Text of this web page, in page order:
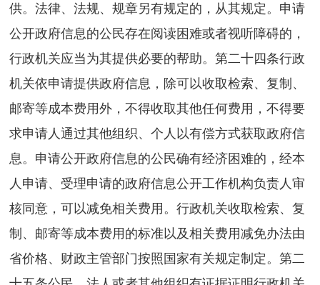
供。法律、法规、规章另有规定的，从其规定。申请
公开政府信息的公民存在阅读困难或者视听障碍的，
行政机关应当为其提供必要的帮助。第二十四条行政
机关依申请提供政府信息，除可以收取检索、复制、
邮寄等成本费用外，不得收取其他任何费用，不得要
求申请人通过其他组织、个人以有偿方式获取政府信
息。申请公开政府信息的公民确有经济困难的，经本
人申请、受理申请的政府信息公开工作机构负责人审
核同意，可以减免相关费用。行政机关收取检索、复
制、邮寄等成本费用的标准以及相关费用减免办法由
省价格、财政主管部门按照国家有关规定制定。第二